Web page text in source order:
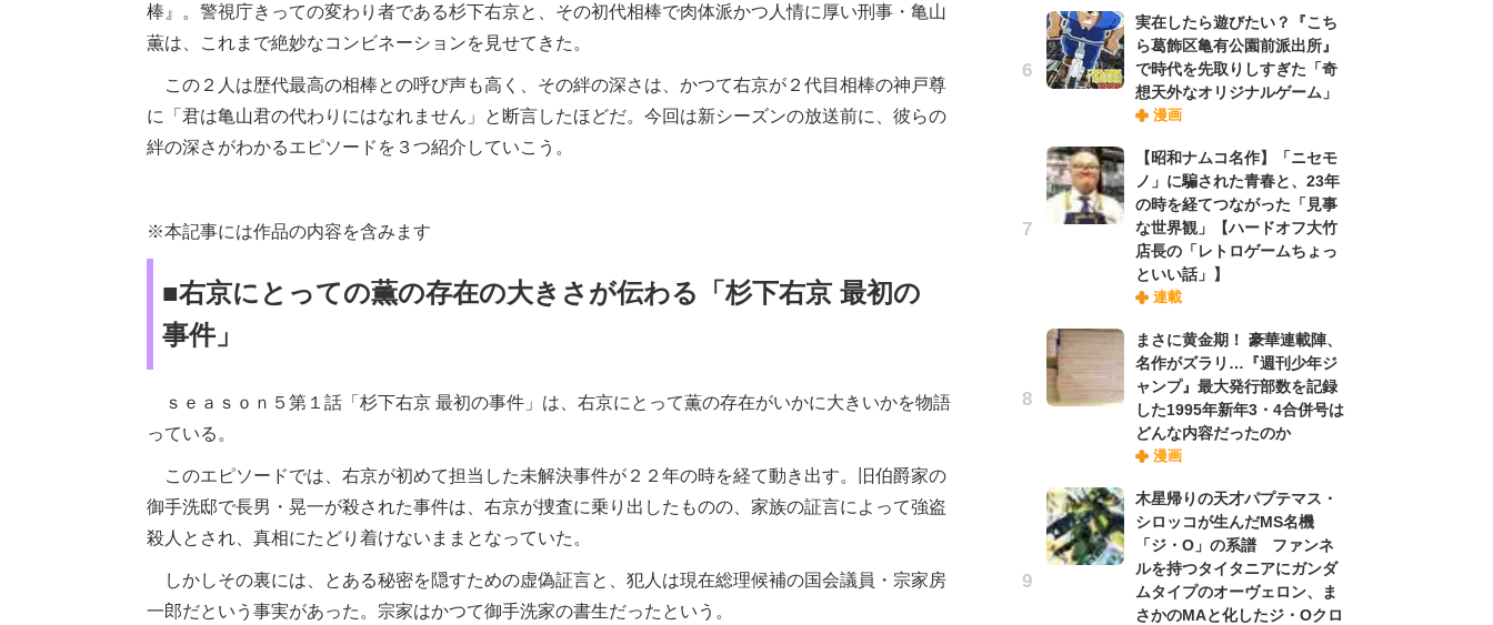
棒』。警視庁きっての変わり者である杉下右京と、その初代相棒で肉体派かつ人情に厚い刑事・亀山
薫は、これまで絶妙なコンビネーションを見せてきた。
この２人は歴代最高の相棒との呼び声も高く、その絆の深さは、かつて右京が２代目相棒の神戸尊
に「君は亀山君の代わりにはなれません」と断言したほどだ。今回は新シーズンの放送前に、彼らの
絆の深さがわかるエピソードを３つ紹介していこう。
※本記事には作品の内容を含みます
■右京にとっての薫の存在の大きさが伝わる「杉下右京 最初の
事件」
ｓｅａｓｏｎ５第１話「杉下右京 最初の事件」は、右京にとって薫の存在がいかに大きいかを物語
っている。
このエピソードでは、右京が初めて担当した未解決事件が２２年の時を経て動き出す。旧伯爵家の
御手洗邸で長男・晃一が殺された事件は、右京が捜査に乗り出したものの、家族の証言によって強盗
殺人とされ、真相にたどり着けないままとなっていた。
しかしその裏には、とある秘密を隠すための虚偽証言と、犯人は現在総理候補の国会議員・宗家房
一郎だという事実があった。宗家はかつて御手洗家の書生だったという。
実在したら遊びたい？『こち
ら葛飾区亀有公園前派出所』
で時代を先取りしすぎた「奇
想天外なオリジナルゲーム」
漫画
【昭和ナムコ名作】「ニセモ
ノ」に騙された青春と、23年
の時を経てつながった「見事
な世界観」【ハードオフ大竹
店長の「レトロゲームちょっ
といい話」】
連載
まさに黄金期！ 豪華連載陣、
名作がズラリ…『週刊少年ジ
ャンプ』最大発行部数を記録
した1995年新年3・4合併号は
どんな内容だったのか
漫画
木星帰りの天才パプテマス・
シロッコが生んだMS名機
「ジ・O」の系譜 ファンネ
ルを持つタイタニアにガンダ
ムタイプのオーヴェロン、ま
さかのMAと化したジ・Oクロ